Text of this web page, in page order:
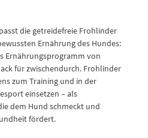
die getreidefreie Frohlinder
Ernährung des Hundes:
Ernährungsprogramm von
für zwischendurch. Frohlinder
zum Training und in der
einsetzen – als
dem Hund schmeckt und
fördert.